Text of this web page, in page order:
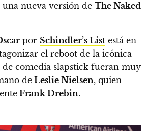
nueva versión de The Naked
por Schindler’s List está en
el reboot de la icónica
de comedia slapstick fueran muy
de Leslie Nielsen, quien
Frank Drebin.